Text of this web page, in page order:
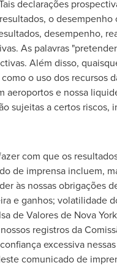
declarações
o
desempenho,
As palavras
Além disso,
o uso dos recursos
aeroportos e nossa
sujeitas a certos
com que os
de imprensa incluem,
às nossas obrigações
e ganhos; volatilidade
de Valores de Nova
registros da
excessiva
comunicado de